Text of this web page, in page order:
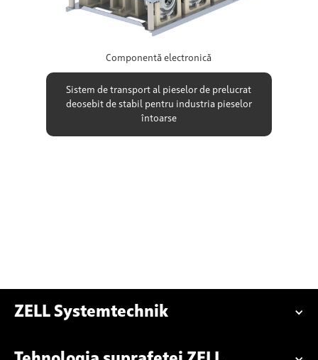
Componentă electronică
Sistem de transport al pieselor de prelucrat
deosebit de stabil pentru industria pieselor
întoarse
ZELL Systemtechnik